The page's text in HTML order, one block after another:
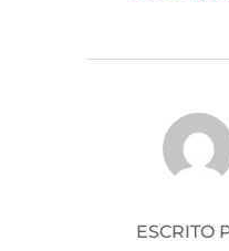
AUTOR DE LA
ESCRITO